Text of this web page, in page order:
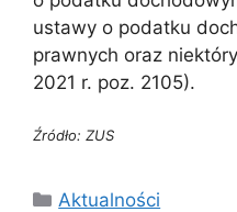
ustawy o podatku
prawnych oraz
2021 r. poz. 2105).
Źródło: ZUS
Kategorie
Aktualności